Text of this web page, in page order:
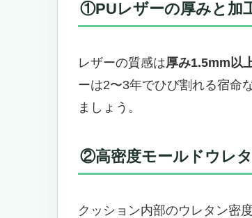
①PUレザーの厚みと加
レザーの質感は厚み1.5mm以
ーは2〜3年でひび割れる宿命
ましょう。
②高密度モールドウレ
クッション内部のウレタン密